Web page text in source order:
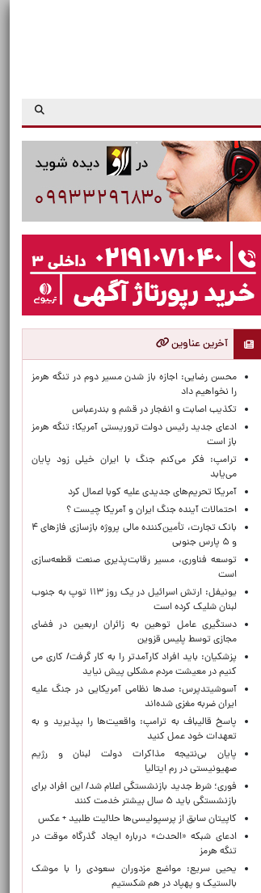
آخرین عناوین
محسن رضایی: اجازه باز شدن مسیر دوم در تنگه هرمز
را نخواهیم داد
تکذیب اصابت و انفجار در قشم و بندرعباس
ادعای جدید رئیس دولت تروریستی آمریکا: تنگه هرمز
باز است
ترامپ: فکر می‌کنم جنگ با ایران خیلی زود پایان
می‌یابد
آمریکا تحریم‌های جدیدی علیه کوبا اعمال کرد
احتمالات آینده جنگ ایران و آمریکا چیست ؟
بانک تجارت، تأمین‌کننده مالی پروژه بازسازی فازهای ۴
و ۵ پارس جنوبی
توسعه فناوری، مسیر رقابت‌پذیری صنعت قطعه‌سازی
است
یونیفل: ارتش اسرائیل در یک روز ۱۱۳ توپ به جنوب
لبنان شلیک کرده است
دستگیری عامل توهین به زائران اربعین در فضای
مجازی توسط پلیس قزوین
پزشکیان: باید افراد کارآمدتر را به کار گرفت/ کاری می
کنیم در معیشت مردم مشکلی پیش نیاید
آسوشیتدپرس: صدها نظامی آمریکایی در جنگ علیه
ایران ضربه مغزی شده‌اند
پاسخ قالیباف به ترامپ: واقعیت‌ها را بپذیرید و به
تعهدات خود عمل کنید
پایان بی‌نتیجه مذاکرات دولت لبنان و رژیم
صهیونیستی در رم ایتالیا
فوری؛ شرط جدید بازنشستگی اعلام شد/ این افراد برای
بازنشستگی باید ۵ سال بیشتر خدمت کنند
کاپیتان سابق از پرسپولیسی‌ها حلالیت طلبید + عکس
ادعای شبکه «الحدث» درباره ایجاد گذرگاه موقت در
تنگه هرمز
یحیی سریع: مواضع مزدوران سعودی را با موشک
بالستیک و پهپاد در هم شکستیم